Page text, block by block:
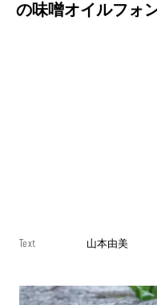
の味噌オイルフォ
Text 山本由美